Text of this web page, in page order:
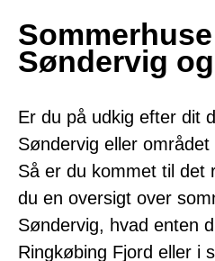
Søndervig
Er du på udkig efter dit
Søndervig eller
Så er du kommet til det
du en oversigt over
Søndervig, hvad enten
Ringkøbing Fjord eller i